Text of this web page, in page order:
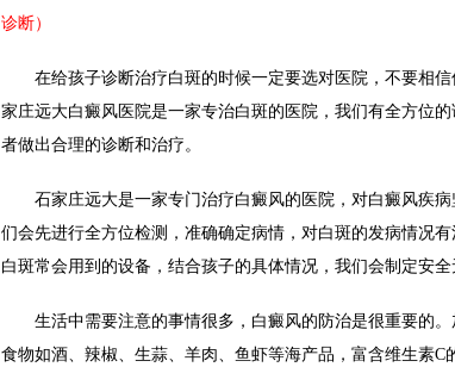
诊断）
在给孩子诊断治疗白斑的时候一定要选对医院，不要相信
家庄远大白癜风医院是一家专治白斑的医院，我们有全方位
者做出合理的诊断和治疗。
石家庄远大是一家专门治疗白癜风的医院，对白癜风疾病
们会先进行全方位检测，准确确定病情，对白斑的发病情况
白斑常会用到的设备，结合孩子的具体情况，我们会制定安
生活中需要注意的事情很多，白癜风的防治是很重要的。
食物如酒、辣椒、生蒜、羊肉、鱼虾等海产品，富含维生素